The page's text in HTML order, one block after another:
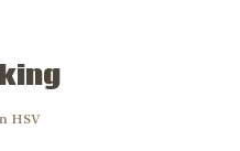
HSV